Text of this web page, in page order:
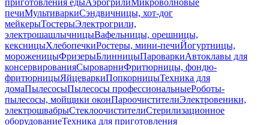
приготовления едыАэрогрилиМикроволновые
печиМультиваркиСэндвичницы, хот-дог
мейкерыТостерыЭлектрогрили,
электрошашлычницыВафельницы, орешницы,
кексницыХлебопечкиРостеры, мини-печиЙогуртницы,
мороженицыФризерыБлинницыПароваркиАвтоклавы для
консервированияСыроварниФритюрницы, фондю-
фритюрницыЯйцеваркиПопкорницыТехника для
домаПылесосыПылесосы профессиональныеРоботы-
пылесосы, мойщики оконПароочистителиЭлектровеники,
электрошвабрыСтеклоочистителиСтерилизационное
оборудованиеТехника для приготовления